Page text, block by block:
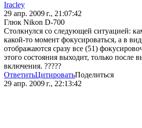
Iracley
29 апр. 2009 г., 21:07:42
Глюк Nikon D-700
Столкнулся со следующей ситуацией:
какой-то момент фокусироваться, а в
отображаются сразу все (51)
этого состояния выходит, только после
включения. ?????
ОтветитьЦитироватьПоделиться
29 апр. 2009 г., 22:13:42